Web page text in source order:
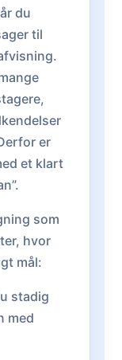
du
til
er
et klart
som
hvor
mål:
stadig
med